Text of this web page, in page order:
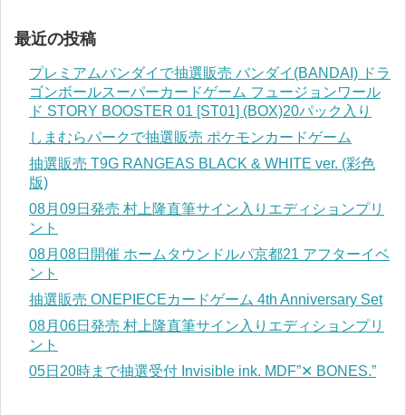
最近の投稿
プレミアムバンダイで抽選販売 バンダイ(BANDAI) ドラ
ゴンボールスーパーカードゲーム フュージョンワール
ド STORY BOOSTER 01 [ST01] (BOX)20パック入り
しまむらパークで抽選販売 ポケモンカードゲーム
抽選販売 T9G RANGEAS BLACK & WHITE ver. (彩色
版)
08月09日発売 村上隆直筆サイン入りエディションプリ
ント
08月08日開催 ホームタウンドルパ京都21 アフターイベ
ント
抽選販売 ONEPIECEカードゲーム 4th Anniversary Set
08月06日発売 村上隆直筆サイン入りエディションプリ
ント
05日20時まで抽選受付 Invisible ink. MDF”✕ BONES.”